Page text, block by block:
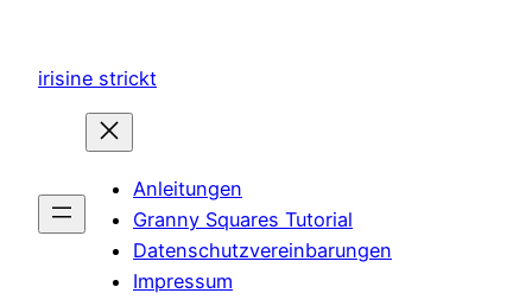
springen
irisine strickt
Anleitungen
Granny Squares Tutorial
Datenschutzvereinbarungen
Impressum